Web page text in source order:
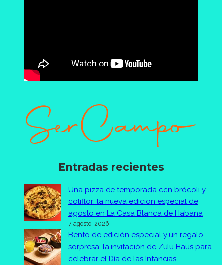
Entradas recientes
Una pizza de temporada con brócoli y
coliflor: la nueva edición especial de
agosto en La Casa Blanca de Habana
7 agosto, 2026
Bento de edición especial y un regalo
sorpresa: la invitación de Zulu Haus para
celebrar el Día de las Infancias